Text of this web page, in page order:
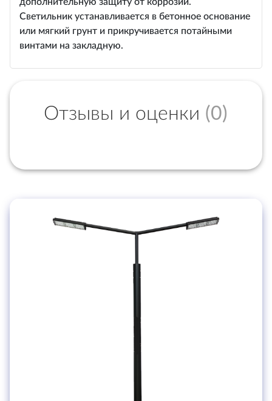
Светильник устанавливается в бетонное основание
или мягкий грунт и прикручивается потайными
винтами на закладную.
Отзывы и оценки (0)